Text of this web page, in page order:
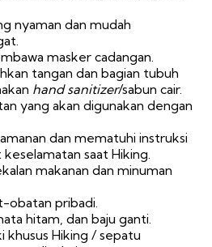
nyaman dan mudah
masker cadangan.
tangan dan bagian tubuh
hand sanitizer/sabun cair.
yang akan digunakan dengan
dan mematuhi instruksi
saat Hiking.
makanan dan minuman
obatan pribadi.
hitam, dan baju ganti.
khusus Hiking / sepatu